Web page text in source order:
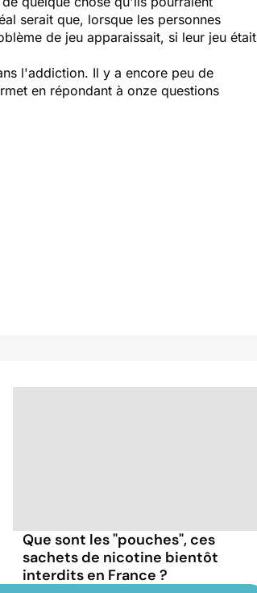
serait que, lorsque les personnes
de jeu apparaissait, si leur jeu était
l'addiction. Il y a encore peu de
en répondant à onze questions
Que sont les "pouches", ces
sachets de nicotine bientôt
interdits en France ?